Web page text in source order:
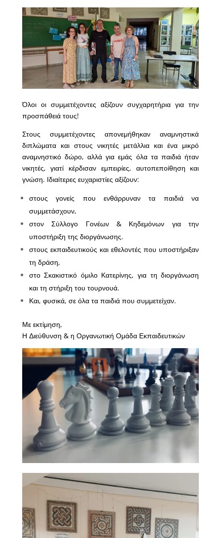
Όλοι οι συμμετέχοντες αξίζουν συγχαρητήρια για την
προσπάθειά τους!
Στους συμμετέχοντες απονεμήθηκαν αναμνηστικά
διπλώματα και στους νικητές μετάλλια και ένα μικρό
αναμνηστικό δώρο, αλλά για εμάς όλα τα παιδιά ήταν
νικητές, γιατί κέρδισαν εμπειρίες, αυτοπεποίθηση και
γνώση. Ιδιαίτερες ευχαριστίες αξίζουν:
στους γονείς που ενθάρρυναν τα παιδιά να
συμμετάσχουν,
στον Σύλλογο Γονέων & Κηδεμόνων για την
υποστήριξη της διοργάνωσης.
στους εκπαιδευτικούς και εθελοντές που υποστήριξαν
τη δράση,
στο Σκακιστικό όμιλο Κατερίνης, για τη διοργάνωση
και τη στήριξη του τουρνουά.
Και, φυσικά, σε όλα τα παιδιά που συμμετείχαν.
Με εκτίμηση,
Η Διεύθυνση & η Οργανωτική Ομάδα Εκπαιδευτικών